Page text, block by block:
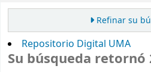
Refinar su
Repositorio Digital UMA
Su búsqueda retornó